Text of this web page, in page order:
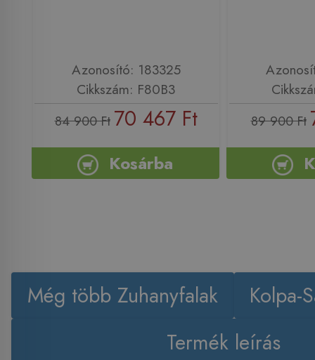
Azonosító: 183325
Cikkszám: F80B3
84 900 Ft 70 467 Ft
Kosárba
89 900 Ft
Még több Zuhanyfalak
Kolpa-
Termék leírás